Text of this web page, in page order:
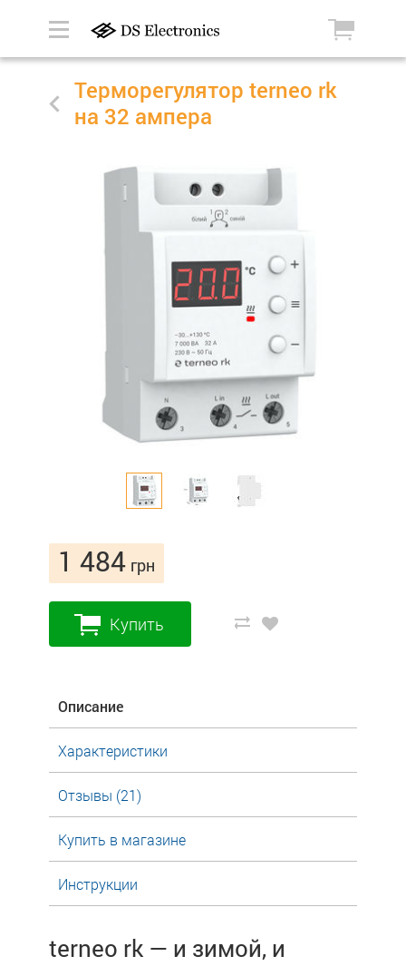
Терморегулятор terneo rk
на 32 ампера
1 484 грн
Купить
Описание
Характеристики
Отзывы (21)
Купить в магазине
Инструкции
terneo rk — и зимой, и